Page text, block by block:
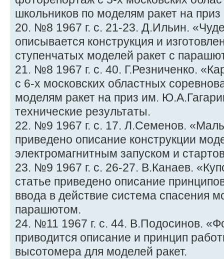
школьников по моделям ракет на
20. №8 1967 г. с. 21-23. Д.Ильин.
описывается конструкция и
ступенчатых моделей ракет с
21. №8 1967 г. с. 40. Г.Резниченко.
с 6-х московских областных
моделям ракет на приз им.
технические результаты.
22. №9 1967 г. с. 17. Л.Семенов.
приведено описание конструкции
электромагнитным запуском и
23. №9 1967 г. с. 26-27. В.Канаев.
статье приведено описание
ввода в действие система спасения
парашютом.
24. №11 1967 г. с. 44. В.Подосинов.
приводится описание и принцип
высотомера для моделей ракет.